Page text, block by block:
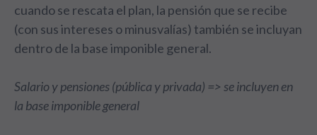
cuando se rescata el plan, la pensión que se recibe
(con sus intereses o minusvalías) también se incluyan
dentro de la base imponible general.
Salario y pensiones (pública y privada) => se incluyen en
la base imponible general